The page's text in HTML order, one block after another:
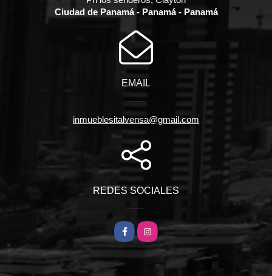
Ciudad de Panamá - Panamá - Panamá
EMAIL
inmueblesitalvensa@gmail.com
REDES SOCIALES
FacebookInstagram